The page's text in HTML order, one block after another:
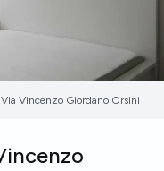
Vincenzo Giordano Orsini